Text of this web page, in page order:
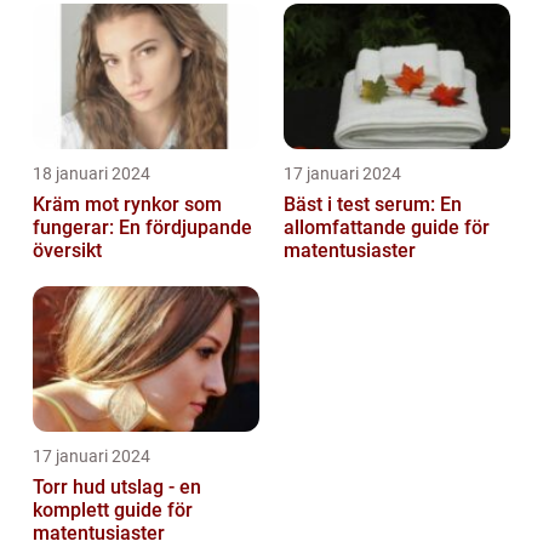
18 januari 2024
Kräm mot rynkor som
fungerar: En fördjupande
översikt
17 januari 2024
Bäst i test serum: En
allomfattande guide för
matentusiaster
17 januari 2024
Torr hud utslag - en
komplett guide för
matentusiaster